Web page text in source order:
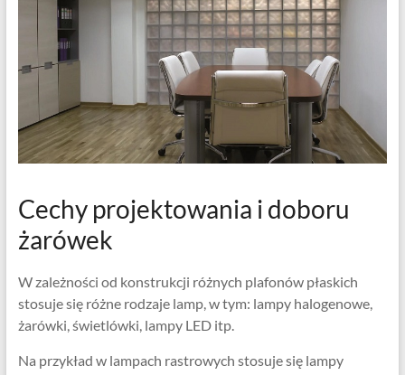
Cechy projektowania i doboru
żarówek
W zależności od konstrukcji różnych plafonów płaskich
stosuje się różne rodzaje lamp, w tym: lampy halogenowe,
żarówki, świetlówki, lampy LED itp.
Na przykład w lampach rastrowych stosuje się lampy